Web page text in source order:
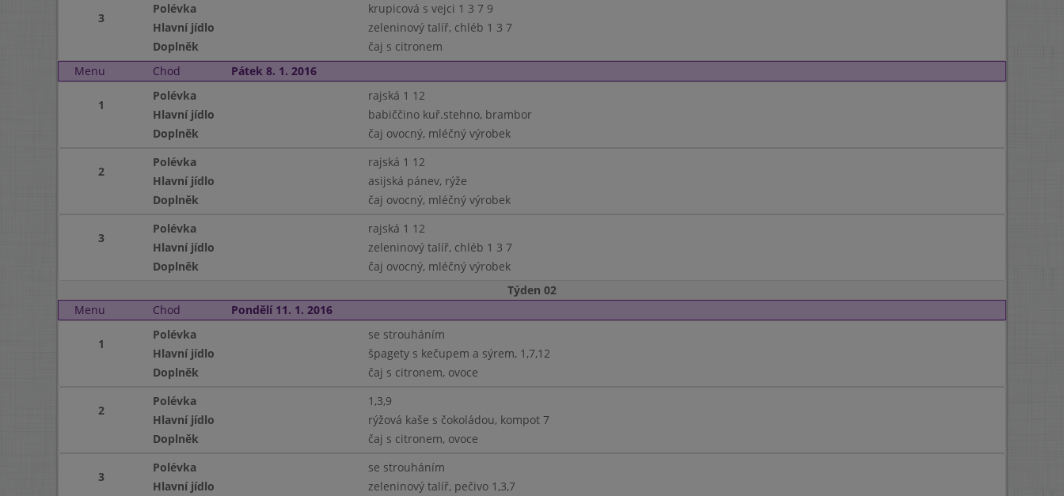
3
Polévka
krupicová s vejci 1 3 7 9
Hlavní jídlo
zeleninový talíř, chléb 1 3 7
Doplněk
čaj s citronem
Menu
Chod Pátek 8. 1. 2016
1
Polévka
rajská 1 12
Hlavní jídlo
babiččino kuř.stehno, brambor
Doplněk
čaj ovocný, mléčný výrobek
2
Polévka
rajská 1 12
Hlavní jídlo
asijská pánev, rýže
Doplněk
čaj ovocný, mléčný výrobek
3
Polévka
rajská 1 12
Hlavní jídlo
zeleninový talíř, chléb 1 3 7
Doplněk
čaj ovocný, mléčný výrobek
Týden 02
Menu
Chod Pondělí 11. 1. 2016
1
Polévka
se strouháním
Hlavní jídlo
špagety s kečupem a sýrem, 1,7,12
Doplněk
čaj s citronem, ovoce
2
Polévka
1,3,9
Hlavní jídlo
rýžová kaše s čokoládou, kompot 7
Doplněk
čaj s citronem, ovoce
3
Polévka
se strouháním
Hlavní jídlo
zeleninový talíř, pečivo 1,3,7